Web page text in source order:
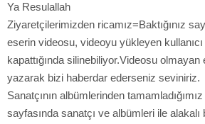
Ya Resulallah
Ziyaretçilerimizden ricamız=Baktığınız
eserin videosu, videoyu yükleyen kullanıcı
kapattığında silinebiliyor.Videosu olmayan
yazarak bizi haberdar ederseniz seviniriz.
Sanatçının albümlerinden
sayfasında sanatçı ve albümleri ile alakalı